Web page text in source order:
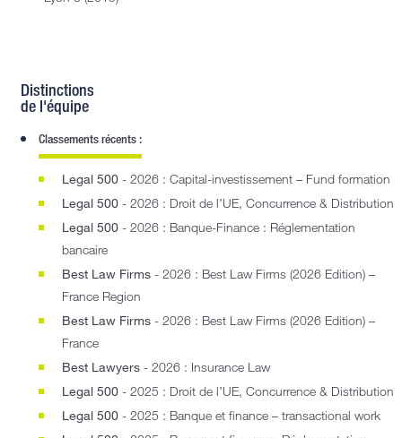
Distinctions
de l'équipe
Classements récents :
Legal 500 - 2026 : Capital-investissement – Fund formation
Legal 500 - 2026 : Droit de l’UE, Concurrence & Distribution
Legal 500 - 2026 : Banque-Finance : Réglementation
bancaire
Best Law Firms - 2026 : Best Law Firms (2026 Edition) –
France Region
Best Law Firms - 2026 : Best Law Firms (2026 Edition) –
France
Best Lawyers - 2026 : Insurance Law
Legal 500 - 2025 : Droit de l’UE, Concurrence & Distribution
Legal 500 - 2025 : Banque et finance – transactional work